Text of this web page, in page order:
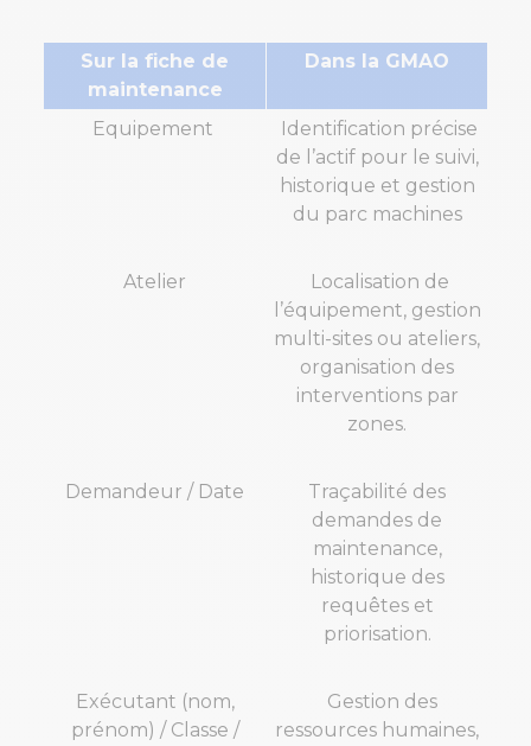
Sur la fiche de
maintenance
Dans la GMAO
Equipement
Identification précise
de l’actif pour le suivi,
historique et gestion
du parc machines
Atelier
Localisation de
l’équipement, gestion
multi-sites ou ateliers,
organisation des
interventions par
zones.
Demandeur / Date
Traçabilité des
demandes de
maintenance,
historique des
requêtes et
priorisation.
Exécutant (nom,
prénom) / Classe /
Gestion des
ressources humaines,